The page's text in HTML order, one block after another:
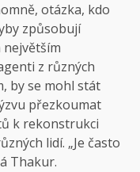
otázka, kdo
způsobují
z různých
by se mohl stát
přezkoumat
k rekonstrukci
lidí. „Je často
Thakur.